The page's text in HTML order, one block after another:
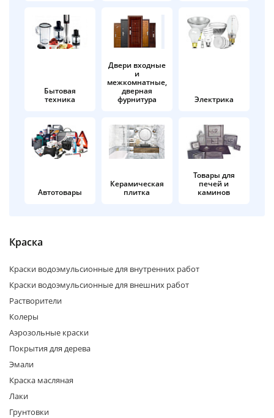
Бытовая
техника
Двери входные
и
межкомнатные,
дверная
фурнитура
Электрика
Автотовары
Керамическая
плитка
Товары для
печей и
каминов
Краска
Краски водоэмульсионные для внутренних работ
Краски водоэмульсионные для внешних работ
Растворители
Колеры
Аэрозольные краски
Покрытия для дерева
Эмали
Краска масляная
Лаки
Грунтовки
об оплате Плайтом
раз в 2
недели
Остались вопросы?
8 800 302-02-51
plait.ru